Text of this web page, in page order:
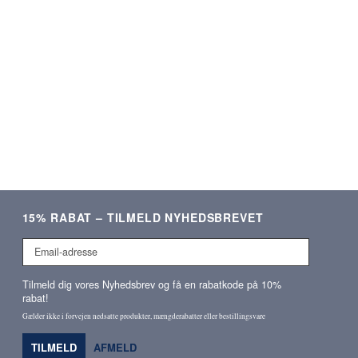
15% RABAT – TILMELD NYHEDSBREVET
Email-
adresse
Tilmeld dig vores Nyhedsbrev og få en rabatkode på 10%
rabat!
Gælder ikke i forvejen nedsatte produkter, mængderabatter eller bestillingsvare
TILMELD AFMELD